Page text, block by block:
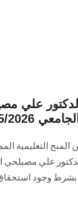
علي
2026
التعليمية
علي مصيلحي
الثاني من العام الجامعي 2025/